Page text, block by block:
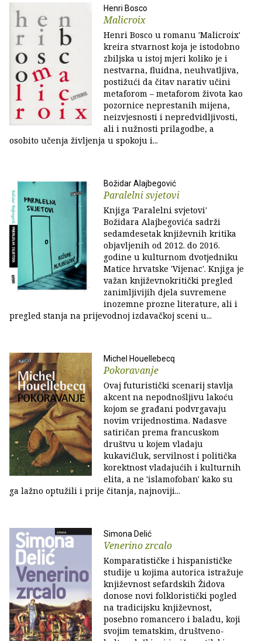
Henri Bosco
Malicroix
Henri Bosco u romanu 'Malicroix'
kreira stvarnost koja je istodobno
zbiljska u istoj mjeri koliko je i
nestvarna, fluidna, neuhvatljiva,
postižući da čitav narativ učini
metaforom – metaforom života kao
pozornice neprestanih mijena,
neizvjesnosti i nepredvidljivosti,
ali i nužnosti prilagodbe, a
osobito učenja življenja u spokoju i...
Božidar Alajbegović
Paralelni svjetovi
Knjiga 'Paralelni svjetovi'
Božidara Alajbegovića sadrži
sedamdesetak književnih kritika
objavljenih od 2012. do 2016.
godine u kulturnom dvotjedniku
Matice hrvatske 'Vijenac'. Knjiga je
važan književnokritički pregled
zanimljivijih djela suvremene
inozemne prozne literature, ali i
pregled stanja na prijevodnoj izdavačkoj sceni u...
Michel Houellebecq
Pokoravanje
Ovaj futuristički scenarij stavlja
akcent na nepodnošljivu lakoću
kojom se građani podvrgavaju
novim vrijednostima. Nadasve
satiričan prema francuskom
društvu u kojem vladaju
kukavičluk, servilnost i politička
korektnost vladajućih i kulturnih
elita, a ne 'islamofoban' kako su
ga lažno optužili i prije čitanja, najnoviji...
Simona Delić
Venerino zrcalo
Komparatističke i hispanističke
studije u kojima autorica istražuje
književnost sefardskih Židova
donose novi folkloristički pogled
na tradicijsku književnost,
posebno romancero i baladu, koji
svojim tematskim, društveno-